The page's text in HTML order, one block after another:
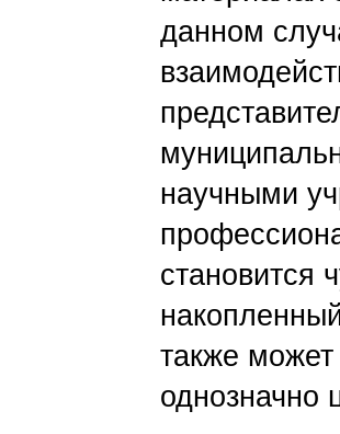
данном
научными
становится
также
однозначно